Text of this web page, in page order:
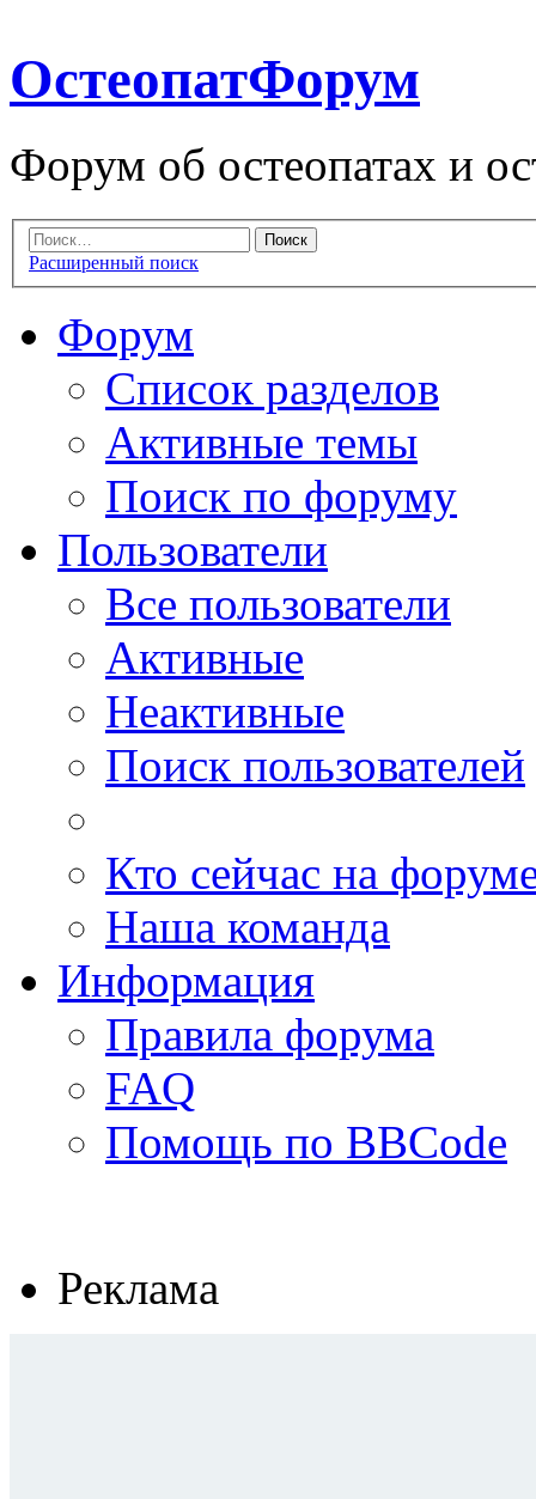
ОстеопатФорум
Форум об остеопатах и
Расширенный поиск
Форум
Список разделов
Активные темы
Поиск по форуму
Пользователи
Все пользователи
Активные
Неактивные
Поиск пользователей
Кто сейчас на
Наша команда
Информация
Правила форума
FAQ
Помощь по BBCode
Реклама